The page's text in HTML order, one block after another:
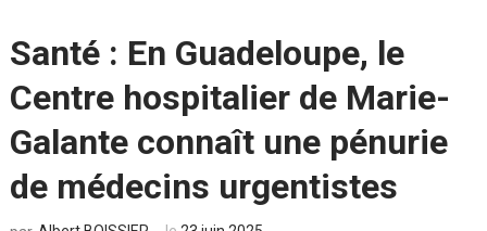
Santé : En Guadeloupe, le
Centre hospitalier de Marie-
Galante connaît une pénurie
de médecins urgentistes